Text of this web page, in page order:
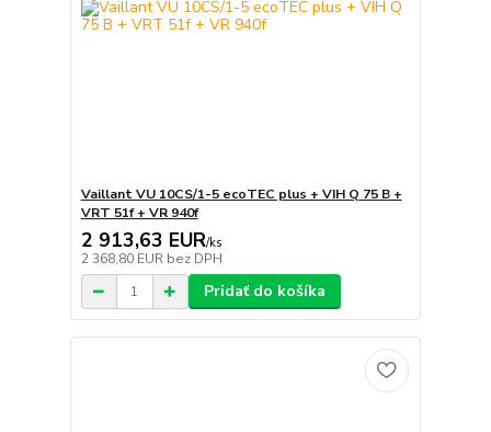
Vaillant VU 10CS/1-5 ecoTEC plus + VIH Q 75 B +
VRT 51f + VR 940f
2 913,63 EUR/ks
2 368,80 EUR bez DPH
Pridať do košíka